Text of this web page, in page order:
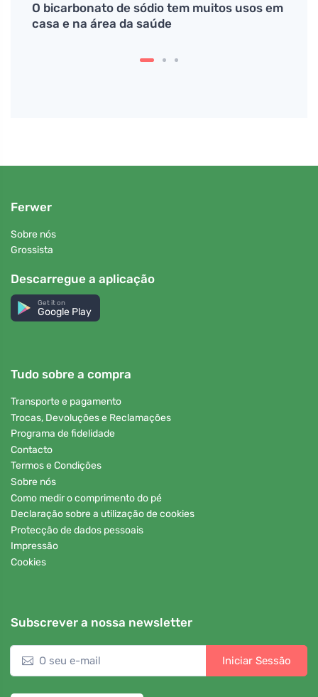
O bicarbonato de sódio tem muitos usos em
casa e na área da saúde
Ferwer
Sobre nós
Grossista
Descarregue a aplicação
Get it on
Google Play
Tudo sobre a compra
Transporte e pagamento
Trocas, Devoluções e Reclamações
Programa de fidelidade
Contacto
Termos e Condições
Sobre nós
Como medir o comprimento do pé
Declaração sobre a utilização de cookies
Protecção de dados pessoais
Impressão
Cookies
Subscrever a nossa newsletter
Iniciar Sessão